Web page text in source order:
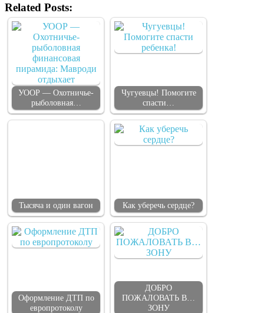
Related Posts:
УООР — Охотничье-
рыболовная…
Чугуевцы! Помогите
спасти…
Тысяча и один вагон Как уберечь сердце?
Оформление ДТП по
европротоколу
ДОБРО
ПОЖАЛОВАТЬ В…
ЗОНУ